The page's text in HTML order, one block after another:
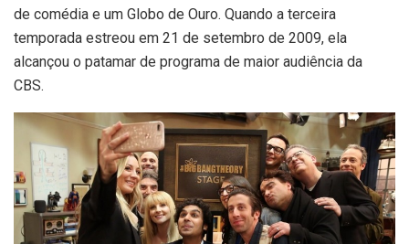
de comédia e um Globo de Ouro. Quando a terceira
temporada estreou em 21 de setembro de 2009, ela
alcançou o patamar de programa de maior audiência da
CBS.